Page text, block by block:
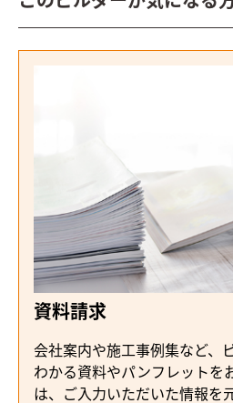
資料請求
会社案内や施工事例集など、
わかる資料やパンフレットを
は、ご入力いただいた情報を